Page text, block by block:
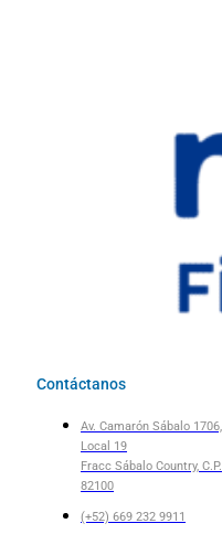
Contáctanos
Av. Camarón Sábalo 1706,
Local 19
Fracc Sábalo Country, C.P.
82100
(+52) 669 232 9911